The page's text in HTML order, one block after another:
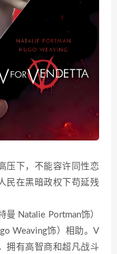
压下，不能容许同性恋
民在黑暗政权下苟延残
Natalie Portman饰）
Weaving饰）相助。V
拥有高智商和超凡战斗